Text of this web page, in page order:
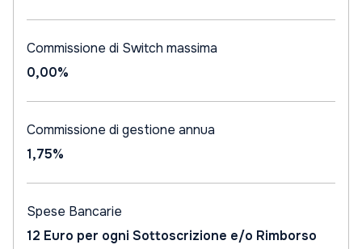
Commissione di Switch massima
0,00%
Commissione di gestione annua
1,75%
Spese Bancarie
12 Euro per ogni Sottoscrizione e/o Rimborso